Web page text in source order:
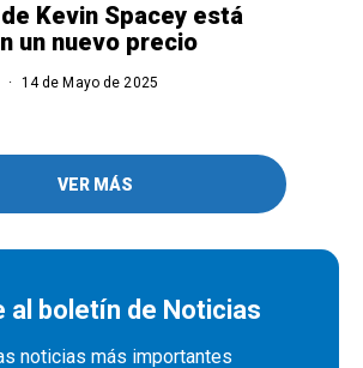
Kevin Spacey está
un nuevo precio
14 de Mayo de 2025
VER MÁS
al boletín de Noticias
noticias más importantes